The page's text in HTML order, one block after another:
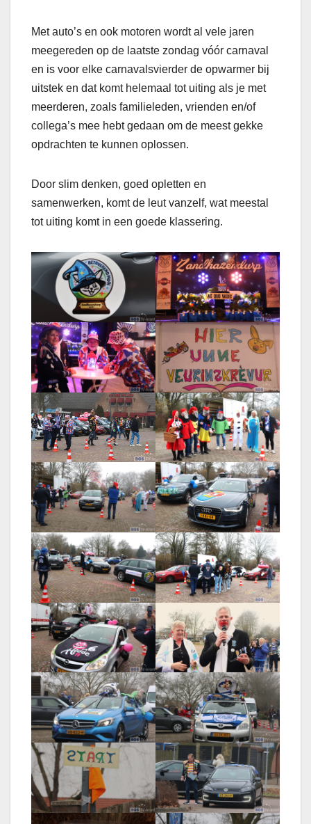
Met auto’s en ook motoren wordt al vele jaren
meegereden op de laatste zondag vóór carnaval
en is voor elke carnavalsvierder de opwarmer bij
uitstek en dat komt helemaal tot uiting als je met
meerderen, zoals familieleden, vrienden en/of
collega’s mee hebt gedaan om de meest gekke
opdrachten te kunnen oplossen.
Door slim denken, goed opletten en
samenwerken, komt de leut vanzelf, wat meestal
tot uiting komt in een goede klassering.